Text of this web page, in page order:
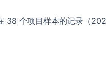
38 个项目样本的记录（